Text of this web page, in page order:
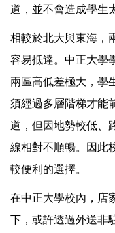
道，並不會造成學生
相較於北大與東海，
容易抵達。中正大學
兩區高低差極大，學
須經過多層階梯才能
道，但因地勢較低、
線相對不順暢。因此
較便利的選擇。
在中正大學校內，店
下，或許透過外送非